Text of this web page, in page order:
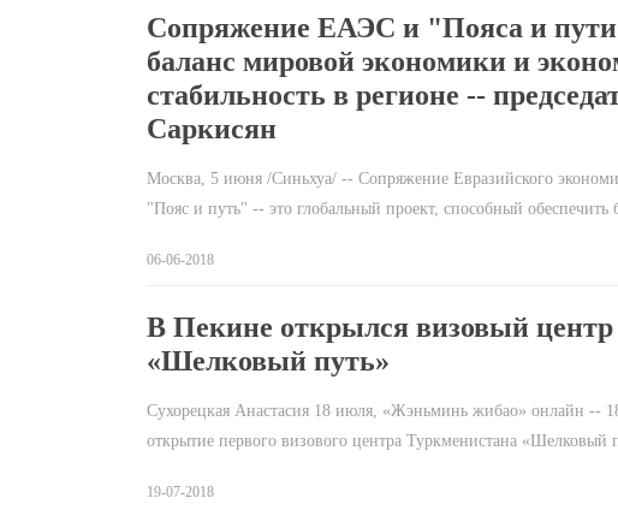
Сопряжение ЕАЭС и "Пояса и
баланс мировой экономики и
стабильность в регионе --
Саркисян
Москва, 5 июня /Синьхуа/ -- Сопряжение Евразийского
"Пояс и путь" -- это глобальный проект, способный
06-06-2018
В Пекине открылся визовый
«Шелковый путь»
Сухорецкая Анастасия 18 июля, «Жэньминь жибао» онлайн --
открытие первого визового центра Туркменистана
19-07-2018